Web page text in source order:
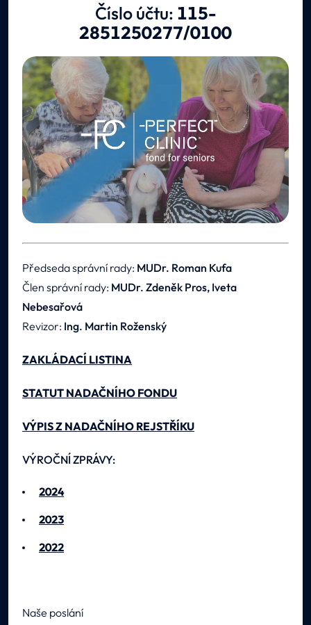
Číslo účtu: 115-
2851250277/0100
Předseda správní rady: MUDr. Roman Kufa
Člen správní rady: MUDr. Zdeněk Pros, Iveta
Nebesařová
Revizor: Ing. Martin Roženský
ZAKLÁDACÍ LISTINA
STATUT NADAČNÍHO FONDU
VÝPIS Z NADAČNÍHO REJSTŘÍKU
VÝROČNÍ ZPRÁVY:
2024
2023
2022
Naše poslání